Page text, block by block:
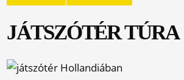
JÁTSZÓTÉR TÚRA